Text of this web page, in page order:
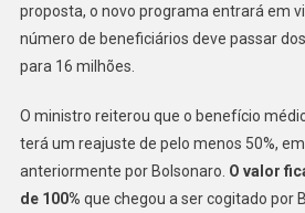
proposta, o novo programa entrará em
número de beneficiários deve passar
para 16 milhões.
O ministro reiterou que o benefício
terá um reajuste de pelo menos 50%,
anteriormente por Bolsonaro. O valor
de 100% que chegou a ser cogitado por